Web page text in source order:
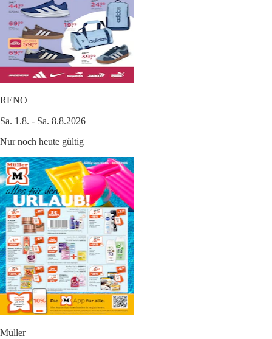
RENO
Sa. 1.8. - Sa. 8.8.2026
Nur noch heute gültig
Müller